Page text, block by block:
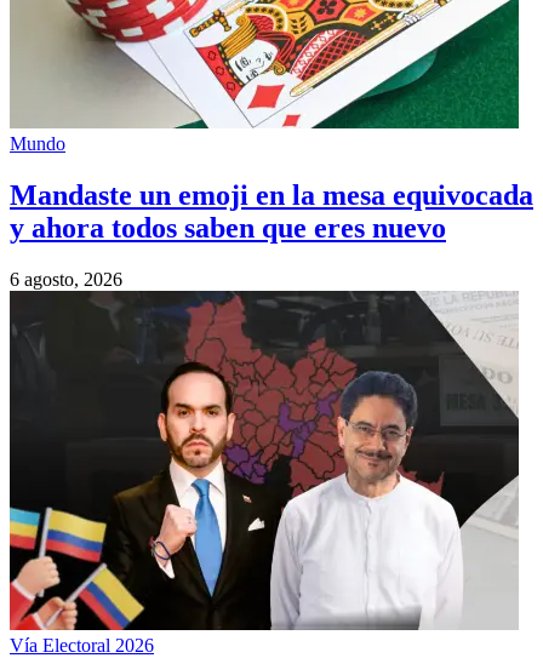
Mundo
Mandaste un emoji en la mesa equivocada
y ahora todos saben que eres nuevo
6 agosto, 2026
Vía Electoral 2026